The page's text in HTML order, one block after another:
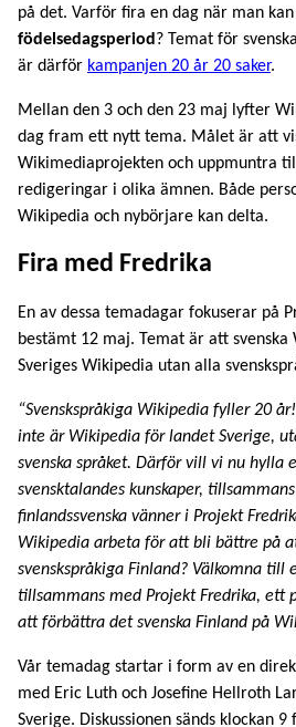
på det. Varför fira en dag när man
födelsedagsperiod ? Temat för
är därför kampanjen 20 år 20 saker.
Mellan den 3 och den 23 maj lyfter
dag fram ett nytt tema. Målet är att
Wikimediaprojekten och uppmuntra
redigeringar i olika ämnen. Både
Wikipedia och nybörjare kan delta.
Fira med Fredrika
En av dessa temadagar fokuserar på
bestämt 12 maj. Temat är att
Sveriges Wikipedia utan alla
“Svenskspråkiga Wikipedia fyller 20
inte är Wikipedia för landet Sverige,
svenska språket. Därför vill vi nu hylla
svensktalandes kunskaper,
finlandssvenska vänner i Projekt
Wikipedia arbeta för att bli bättre på
svenskspråkiga Finland? Välkomna till
tillsammans med Projekt Fredrika, ett
att förbättra det svenska Finland på
Vår temadag startar i form av en
med Eric Luth och Josefine Hellroth
Sverige. Diskussionen sänds klockan